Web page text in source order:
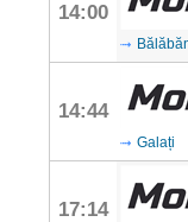
14:00
14:44
Galați
17:14